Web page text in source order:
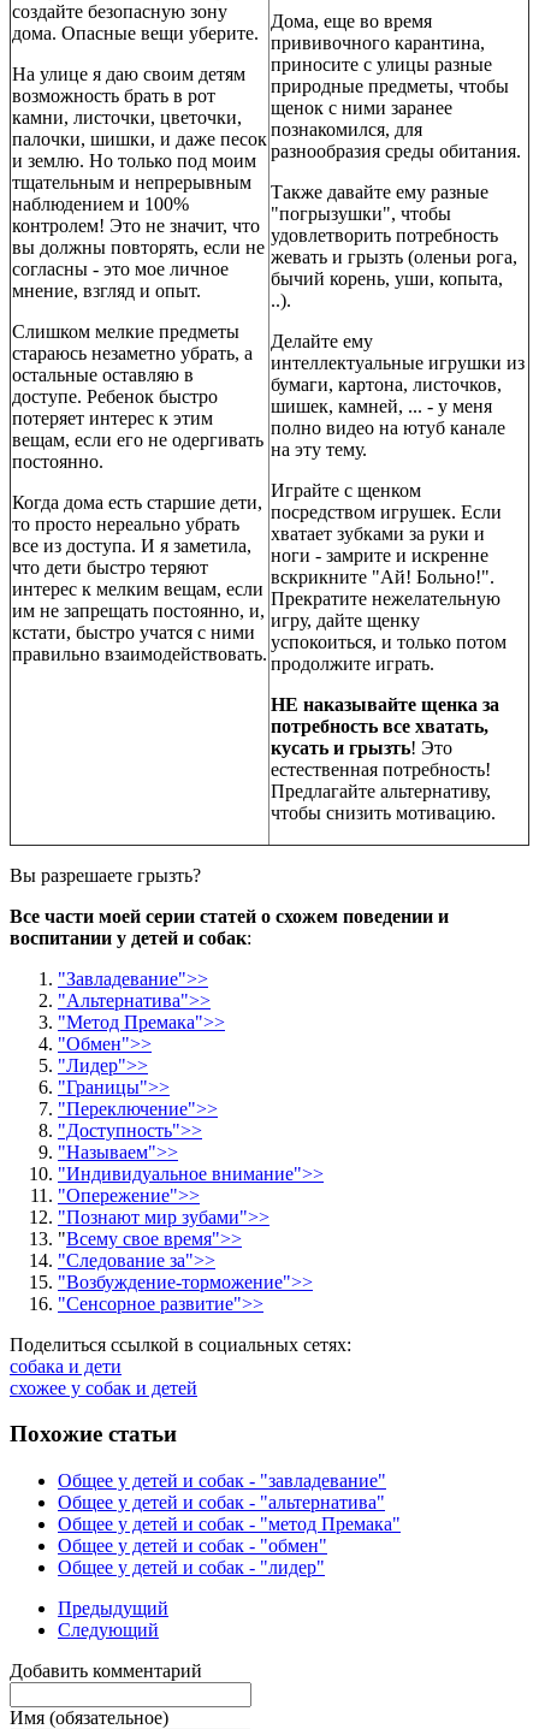
создайте безопасную зону
дома. Опасные вещи уберите.
На улице я даю своим детям
возможность брать в рот
камни, листочки, цветочки,
палочки, шишки, и даже песок
и землю. Но только под моим
тщательным и непрерывным
наблюдением и 100%
контролем! Это не значит, что
вы должны повторять, если не
согласны - это мое личное
мнение, взгляд и опыт.
Слишком мелкие предметы
стараюсь незаметно убрать, а
остальные оставляю в
доступе. Ребенок быстро
потеряет интерес к этим
вещам, если его не одергивать
постоянно.
Когда дома есть старшие дети,
то просто нереально убрать
все из доступа. И я заметила,
что дети быстро теряют
интерес к мелким вещам, если
им не запрещать постоянно, и,
кстати, быстро учатся с ними
правильно взаимодействовать.
Дома, еще во время
прививочного карантина,
приносите с улицы разные
природные предметы, чтобы
щенок с ними заранее
познакомился, для
разнообразия среды обитания.
Также давайте ему разные
"погрызушки", чтобы
удовлетворить потребность
жевать и грызть (оленьи рога,
бычий корень, уши, копыта,
..).
Делайте ему
интеллектуальные игрушки из
бумаги, картона, листочков,
шишек, камней, ... - у меня
полно видео на ютуб канале
на эту тему.
Играйте с щенком
посредством игрушек. Если
хватает зубками за руки и
ноги - замрите и искренне
вскрикните "Ай! Больно!".
Прекратите нежелательную
игру, дайте щенку
успокоиться, и только потом
продолжите играть.
НЕ наказывайте щенка за
потребность все хватать,
кусать и грызть! Это
естественная потребность!
Предлагайте альтернативу,
чтобы снизить мотивацию.
Вы разрешаете грызть?
Все части моей серии статей о схожем поведении и
воспитании у детей и собак:
"Завладевание">>
"Альтернатива">>
"Метод Премака">>
"Обмен">>
"Лидер">>
"Границы">>
"Переключение">>
"Доступность">>
"Называем">>
"Индивидуальное внимание">>
"Опережение">>
"Познают мир зубами">>
"Всему свое время">>
"Следование за">>
"Возбуждение-торможение">>
"Сенсорное развитие">>
Поделиться ссылкой в социальных сетях:
собака и дети
схожее у собак и детей
Похожие статьи
Общее у детей и собак - "завладевание"
Общее у детей и собак - "альтернатива"
Общее у детей и собак - "метод Премака"
Общее у детей и собак - "обмен"
Общее у детей и собак - "лидер"
Предыдущий
Следующий
Добавить комментарий
Имя (обязательное)